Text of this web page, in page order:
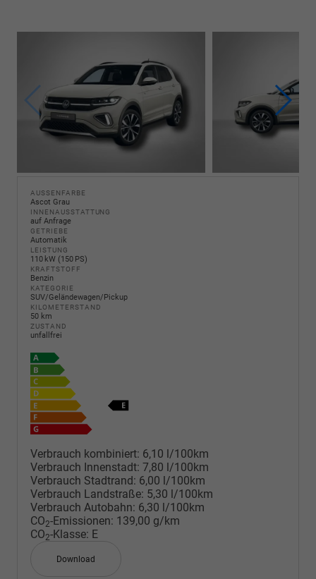
AUSSENFARBE
Ascot Grau
INNENAUSSTATTUNG
auf Anfrage
GETRIEBE
Automatik
LEISTUNG
110 kW (150 PS)
KRAFTSTOFF
Benzin
KATEGORIE
SUV/Geländewagen/Pickup
KILOMETERSTAND
50 km
ZUSTAND
unfallfrei
Verbrauch kombiniert: 6,10 l/100km
Verbrauch Innenstadt: 7,80 l/100km
Verbrauch Stadtrand: 6,00 l/100km
Verbrauch Landstraße: 5,30 l/100km
Verbrauch Autobahn: 6,30 l/100km
CO2-Emissionen: 139,00 g/km
CO2-Klasse: E
Download